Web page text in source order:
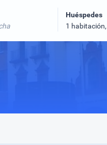
Huéspedes